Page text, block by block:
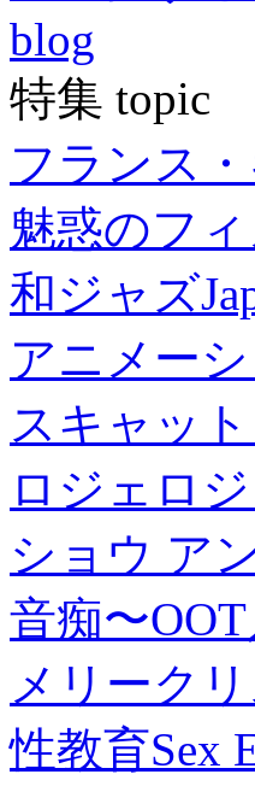
blog
特集 topic
フランス
魅惑のフ
和ジャズ
アニメー
スキャッ
ロジェロ
ショウ ア
音痴〜
メリークリ
性教育Sex